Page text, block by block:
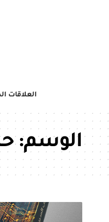
العلاقات
الوسم: